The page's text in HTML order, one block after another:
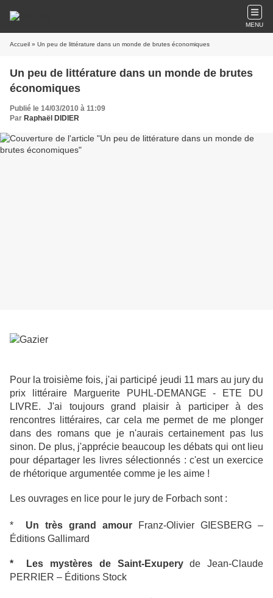
MENU
Accueil » Un peu de littérature dans un monde de brutes économiques
Un peu de littérature dans un monde de brutes
économiques
Publié le 14/03/2010 à 11:09
Par Raphaël DIDIER
Pour la troisième fois, j'ai participé jeudi 11 mars au jury du
prix littéraire Marguerite PUHL-DEMANGE - ETE DU
LIVRE. J'ai toujours grand plaisir à participer à des
rencontres littéraires, car cela me permet de me plonger
dans des romans que je n'aurais certainement pas lus
sinon. De plus, j'apprécie beaucoup les débats qui ont lieu
pour départager les livres sélectionnés : c'est un exercice
de rhétorique argumentée comme je les aime !
Les ouvrages en lice pour le jury de Forbach sont :
* Un très grand amour Franz-Olivier GIESBERG –
Éditions Gallimard
* Les mystères de Saint-Exupery
de Jean-Claude
PERRIER – Éditions Stock